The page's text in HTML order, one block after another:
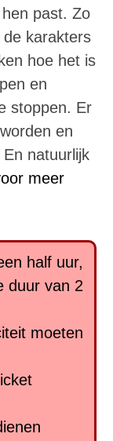
past. Zo
de karakters
hoe het is
en
stoppen. Er
en
natuurlijk
meer
half uur,
duur van 2
moeten